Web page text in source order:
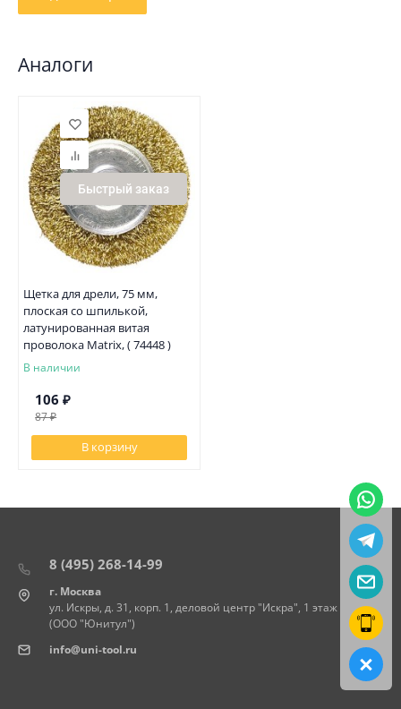
Аналоги
Быстрый заказ
Щетка для дрели, 75 мм,
плоская со шпилькой,
латунированная витая
проволока Matrix, ( 74448 )
В наличии
106 ₽
87₽
В корзину
8 (495) 268-14-99
г. Москва
ул. Искры, д. 31, корп. 1, деловой центр "Искра", 1 этаж
(ООО "Юнитул")
info@uni-tool.ru